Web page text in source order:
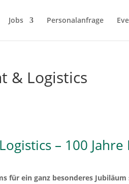
Jobs Perso­nal­an­frage
& Logistics
– 100
für ein ganz beson­deres Jubiläum